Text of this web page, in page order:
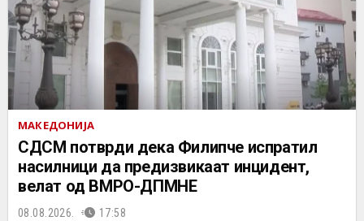
МАКЕДОНИЈА
СДСМ потврди дека Филипче испратил
насилници да предизвикаат инцидент,
велат од ВМРО-ДПМНЕ
08.08.2026. 17:58